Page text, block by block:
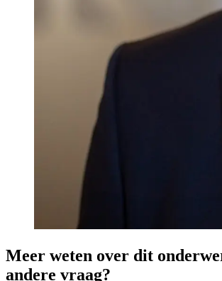
Meer weten over dit
andere vraag?